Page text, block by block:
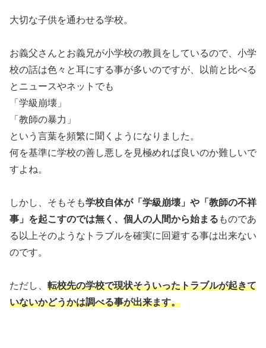
大切な子供を通わせる学校。
お義父さんとお義兄が小学校の教員をしているので、小学
校の話は色々と耳にする事が多いのですが、以前と比べる
とニュースやネットでも
「学級崩壊」
「教師の暴力」
という言葉を頻繁に聞くようになりました。
何を基準に学校の善し悪しを見極めれば良いのか難しいで
すよね。
しかし、そもそも学校自体が「学級崩壊」や「教師の不祥
事」を起こすのでは無く、個人の人間から始まる ものであ
る以上そのようなトラブルを確実に回避する事は出来ない
のです。
ただし、 転校先の学校で現状そういったトラブルが起きて
いないかどうかは調べる事が出来ます。